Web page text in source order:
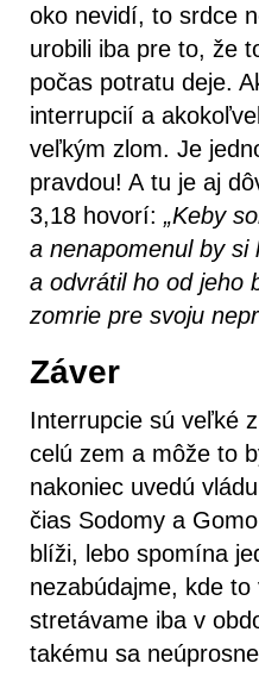
oko nevidí, to srdce
urobili iba pre to, že
počas potratu deje.
interrupcií a
veľkým zlom. Je
pravdou! A tu je aj
3,18 hovorí: „Keby
a nenapomenul by si
a odvrátil ho od jeho
zomrie pre svoju
Záver
Interrupcie sú veľké
celú zem a môže to
nakoniec uvedú
čias Sodomy a
blíži, lebo spomína
nezabúdajme, kde
stretávame iba v
takému sa